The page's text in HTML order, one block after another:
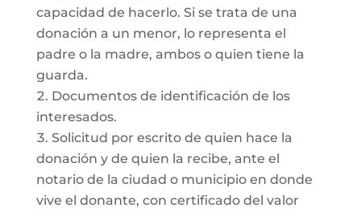
capacidad de hacerlo. Si se trata de una
donación a un menor, lo representa el
padre o la madre, ambos o quien tiene la
guarda.
Documentos de identificación de los
interesados.
Solicitud por escrito de quien hace la
donación y de quien la recibe, ante el
notario de la ciudad o municipio en donde
vive el donante, con certificado del valor